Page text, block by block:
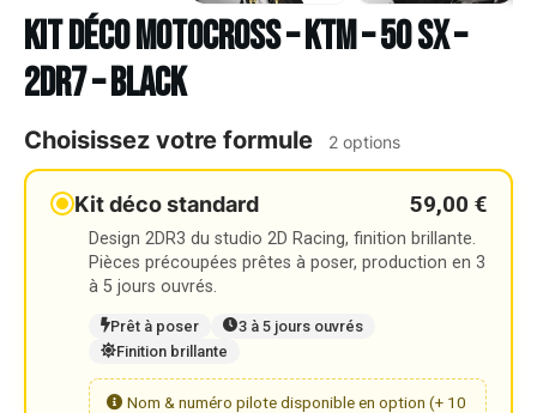
Kit déco Motocross – KTM – 50 SX –
2DR7 – BLACK
Choisissez votre formule 2 options
Kit déco standard 59,00 €
Design 2DR3 du studio 2D Racing, finition brillante.
Pièces précoupées prêtes à poser, production en 3
à 5 jours ouvrés.
Prêt à poser
3 à 5 jours ouvrés
Finition brillante
Nom & numéro pilote disponible en option (+ 10